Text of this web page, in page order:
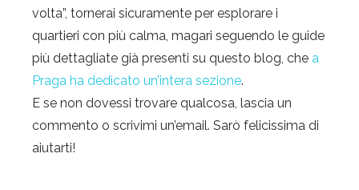
volta”, tornerai sicuramente per esplorare i
quartieri con più calma, magari seguendo le guide
più dettagliate già presenti su questo blog, che a
Praga ha dedicato un’intera sezione.
E se non dovessi trovare qualcosa, lascia un
commento o scrivimi un’email. Sarò felicissima di
aiutarti!